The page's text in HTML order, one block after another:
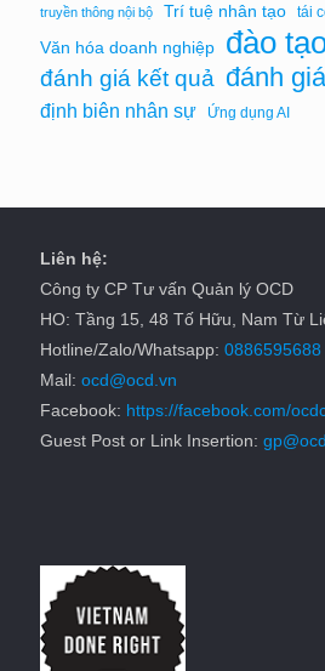
truyền thông nội bộ Trí tuệ nhân tạo tái
Văn hóa doanh nghiệp đào
đánh giá kết quả đánh
định biên nhân sự Ứng dụng AI
Liên hệ:
Công ty CP Tư vấn Quản lý OCD
HO: Tầng 15, 48 Tố Hữu, Nam Từ
Hotline/Zalo/Whatsapp: 0886595688
Mail: ocd@ocd.vn
Facebook: https://facebook.com/
Guest Post or Link Insertion: